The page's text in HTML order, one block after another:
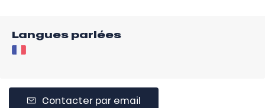
Langues parlées
Contacter par email